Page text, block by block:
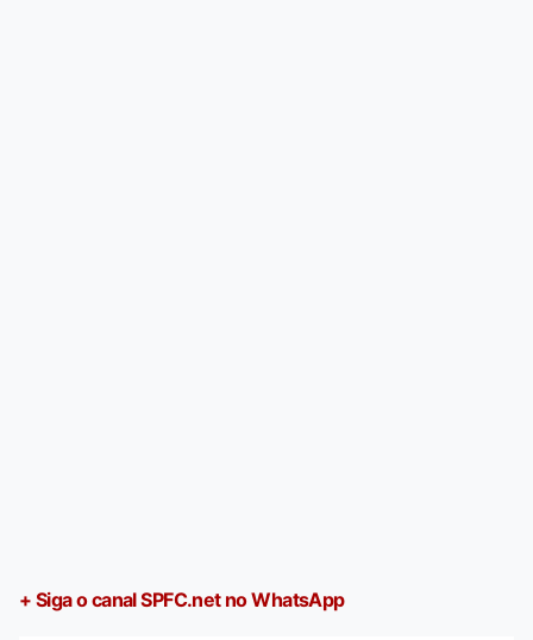
+ Siga o canal SPFC.net no WhatsApp